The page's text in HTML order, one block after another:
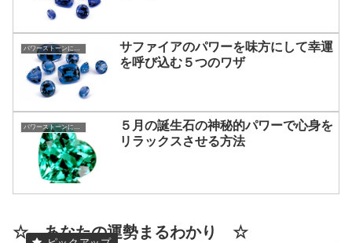
パワーストーンについて
サファイアのパワーを味方にして幸運
を呼び込む５つのワザ
パワーストーンについて
５月の誕生石の神秘的パワーで心身を
リラックスさせる方法
☆ あなたの運勢まるわかり ☆